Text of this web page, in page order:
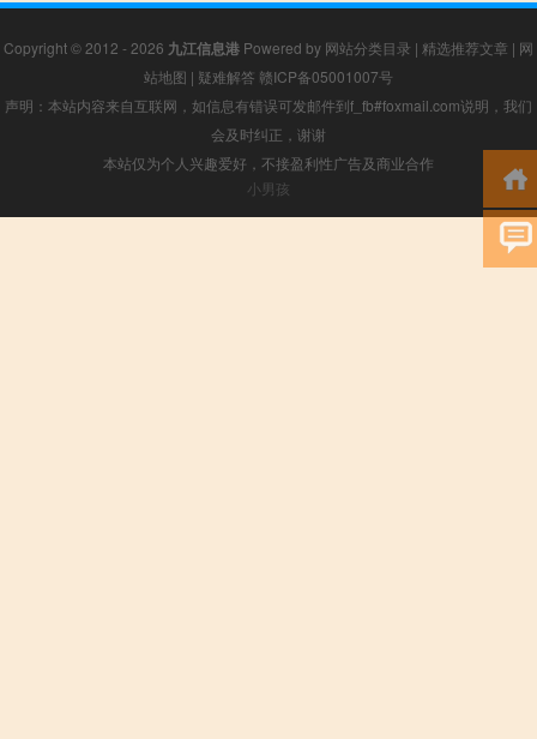
Copyright © 2012 - 2026 九江信息港 Powered by 网站分类目录 | 精选推荐文章 | 网
站地图 | 疑难解答 赣ICP备05001007号
声明：本站内容来自互联网，如信息有错误可发邮件到f_fb#foxmail.com说明，我们
会及时纠正，谢谢
本站仅为个人兴趣爱好，不接盈利性广告及商业合作
小男孩